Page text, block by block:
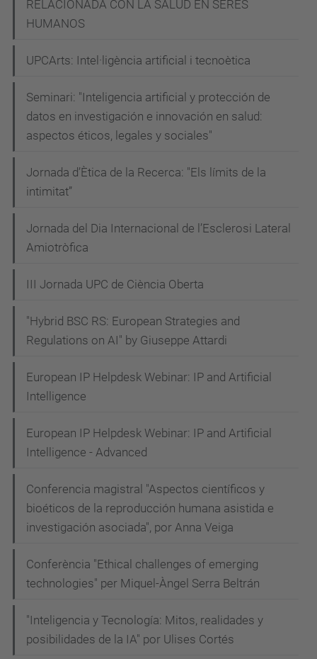
RELACIONADA CON LA SALUD EN SERES
HUMANOS
UPCArts: Intel·ligència artificial i tecnoètica
Seminari: "Inteligencia artificial y protección de
datos en investigación e innovación en salud:
aspectos éticos, legales y sociales"
Jornada d’Ètica de la Recerca: "Els límits de la
intimitat”
Jornada del Dia Internacional de l’Esclerosi Lateral
Amiotròfica
III Jornada UPC de Ciència Oberta
"Hybrid BSC RS: European Strategies and
Regulations on AI" by Giuseppe Attardi
European IP Helpdesk Webinar: IP and Artificial
Intelligence
European IP Helpdesk Webinar: IP and Artificial
Intelligence - Advanced
Conferencia magistral "Aspectos científicos y
bioéticos de la reproducción humana asistida e
investigación asociada", por Anna Veiga
Conferència "Ethical challenges of emerging
technologies" per Miquel-Àngel Serra Beltrán
"Inteligencia y Tecnología: Mitos, realidades y
posibilidades de la IA" por Ulises Cortés